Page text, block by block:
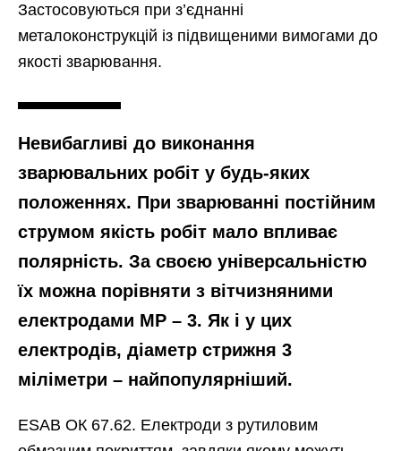
Застосовуються при з’єднанні
металоконструкцій із підвищеними вимогами до
якості зварювання.
Невибагливі до виконання
зварювальних робіт у будь-яких
положеннях. При зварюванні постійним
струмом якість робіт мало впливає
полярність. За своєю універсальністю
їх можна порівняти з вітчизняними
електродами МР – 3. Як і у цих
електродів, діаметр стрижня 3
міліметри – найпопулярніший.
ESAB ОК 67.62. Електроди з рутиловим